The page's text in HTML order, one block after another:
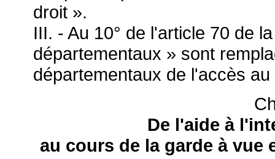
droit ».
III. - Au 10° de l'article 70 de
départementaux » sont
départementaux de l'accès au
De l'aide à
au cours de la garde à vue